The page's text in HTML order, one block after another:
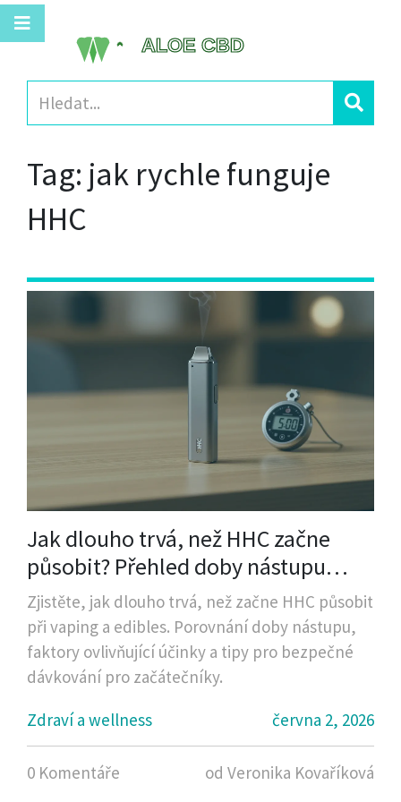
Tag: jak rychle funguje
HHC
Jak dlouho trvá, než HHC začne
působit? Přehled doby nástupu
účinků
Zjistěte, jak dlouho trvá, než začne HHC působit
při vaping a edibles. Porovnání doby nástupu,
faktory ovlivňující účinky a tipy pro bezpečné
dávkování pro začátečníky.
Zdraví a wellness
června 2, 2026
0 Komentáře od Veronika Kovaříková